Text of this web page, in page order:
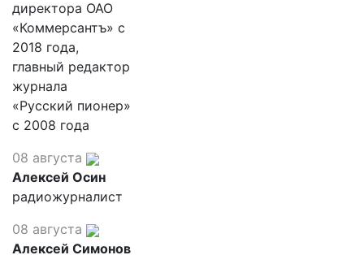
директора ОАО
«Коммерсантъ» с
2018 года,
главный редактор
журнала
«Русский пионер»
с 2008 года
08 августа
Алексей Осин
радиожурналист
08 августа
Алексей Симонов